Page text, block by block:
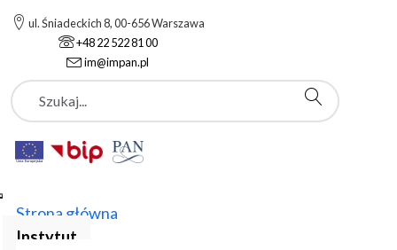
ul. Śniadeckich 8, 00-656 Warszawa
+48 22 522 81 00
im@impan.pl
Szukaj
Strona główna
Instytut